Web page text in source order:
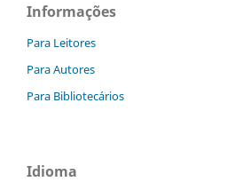
Informações
Para Leitores
Para Autores
Para Bibliotecários
Idioma